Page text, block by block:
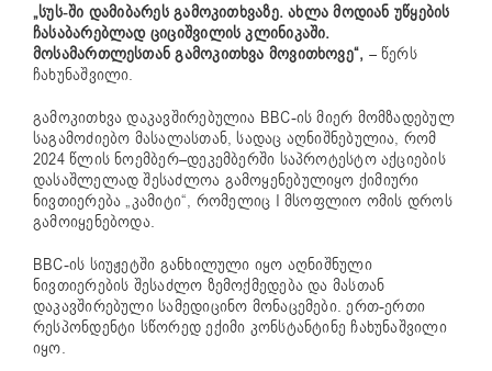
„სუს-ში დამიბარეს გამოკითხვაზე. ახლა მოდიან უწყების
ჩასაბარებლად ციციშვილის კლინიკაში.
მოსამართლესთან გამოკითხვა მოვითხოვე“, – წერს
ჩახუნაშვილი.
გამოკითხვა დაკავშირებულია BBC-ის მიერ მომზადებულ
საგამოძიებო მასალასთან, სადაც აღნიშნებულია, რომ
2024 წლის ნოემბერ–დეკემბერში საპროტესტო აქციების
დასაშლელად შესაძლოა გამოყენებულიყო ქიმიური
ნივთიერება „კამიტი“, რომელიც I მსოფლიო ომის დროს
გამოიყენებოდა.
BBC-ის სიუჟეტში განხილული იყო აღნიშნული
ნივთიერების შესაძლო ზემოქმედება და მასთან
დაკავშირებული სამედიცინო მონაცემები. ერთ-ერთი
რესპონდენტი სწორედ ექიმი კონსტანტინე ჩახუნაშვილი
იყო.